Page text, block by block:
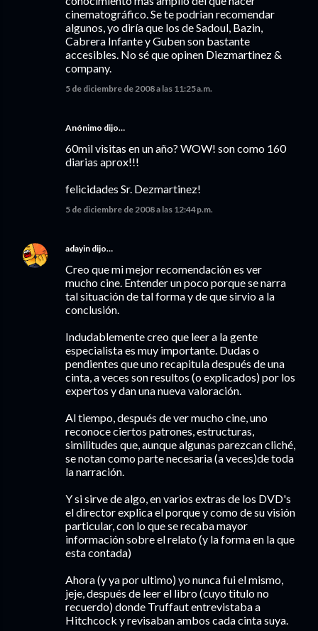
cinematográfico. Se te podrian recomendar
algunos, yo diría que los de Sadoul, Bazin,
Cabrera Infante y Guben son bastante
accesibles. No sé que opinen Diezmartinez &
company.
5 de diciembre de 2008 a las 11:25 a.m.
Anónimo dijo…
60mil visitas en un año? WOW! son como 160
diarias aprox!!!
felicidades Sr. Dezmartinez!
5 de diciembre de 2008 a las 12:44 p.m.
adayin dijo…
Creo que mi mejor recomendación es ver
mucho cine. Entender un poco porque se narra
tal situación de tal forma y de que sirvio a la
conclusión.
Indudablemente creo que leer a la gente
especialista es muy importante. Dudas o
pendientes que uno recapitula después de una
cinta, a veces son resultos (o explicados) por los
expertos y dan una nueva valoración.
Al tiempo, después de ver mucho cine, uno
reconoce ciertos patrones, estructuras,
similitudes que, aunque algunas parezcan cliché,
se notan como parte necesaria (a veces)de toda
la narración.
Y si sirve de algo, en varios extras de los DVD's
el director explica el porque y como de su visión
particular, con lo que se recaba mayor
información sobre el relato (y la forma en la que
esta contada)
Ahora (y ya por ultimo) yo nunca fui el mismo,
jeje, después de leer el libro (cuyo titulo no
recuerdo) donde Truffaut entrevistaba a
Hitchcock y revisaban ambos cada cinta suya.